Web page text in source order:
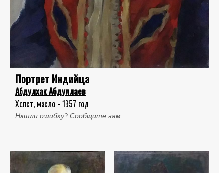
Портрет Индийца
Абдулхак Абдуллаев
Холст, масло - 1957 год
Нашли ошибку? Сообщите нам.